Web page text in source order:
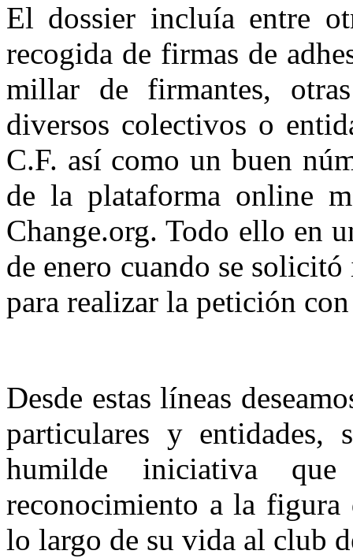
El dossier incluía entre
recogida de firmas de
millar de firmantes,
diversos colectivos o
C.F. así como un buen
de la plataforma online
Change.org. Todo ello en
de enero cuando se
para realizar la petición
Desde estas líneas
particulares y entidades,
humilde iniciativa
reconocimiento a la
lo largo de su vida al club